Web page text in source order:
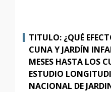
TITULO: ¿QUÉ
CUNA Y JARDÍN
MESES HASTA LOS
ESTUDIO
NACIONAL DE